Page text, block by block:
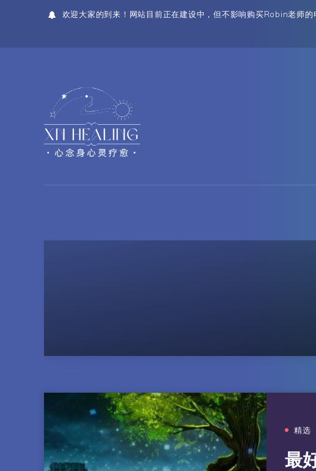
欢迎大家的到来！网站目前正在建设中，但不影响购买Robin老师
精选
最